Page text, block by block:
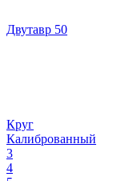
Двутавр 50
Круг
Калиброванный
3
4